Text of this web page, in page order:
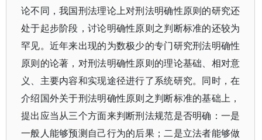
论不同，我国刑法理论上对刑法明确性原则的研究还
处于起步阶段，讨论明确性原则之判断标准的还较为
罕见。近年来出现的为数极少的专门研究刑法明确性
原则的论著，对刑法明确性原则的理论基础、相对意
义、主要内容和实现途径进行了系统研究。同时，在
介绍国外关于刑法明确性原则之判断标准的基础上，
提出应当从三个方面来判断刑法规范是否明确：一是
一般人能够预测自己行为的后果；二是立法者能够做